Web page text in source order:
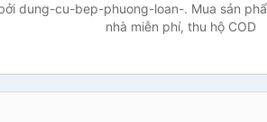
dung-cu-bep-phuong-loan-. Mua sản
nhà miễn phí, thu hộ COD